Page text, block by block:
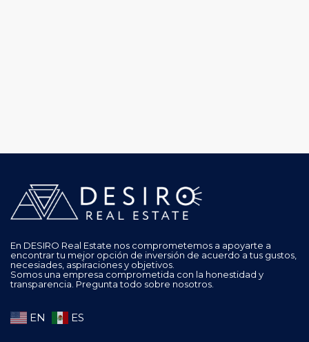
En DESIRO Real Estate nos comprometemos a apoyarte a
encontrar tu mejor opción de inversión de acuerdo a tus gustos,
necesiades, aspiraciones y objetivos.
Somos una empresa comprometida con la honestidad y
transparencia. Pregunta todo sobre nosotros.
EN ES